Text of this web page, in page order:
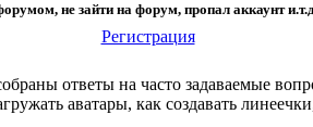
не зайти на форум, пропал аккаунт
Регистрация
ответы на часто задаваемые
аватары, как создавать